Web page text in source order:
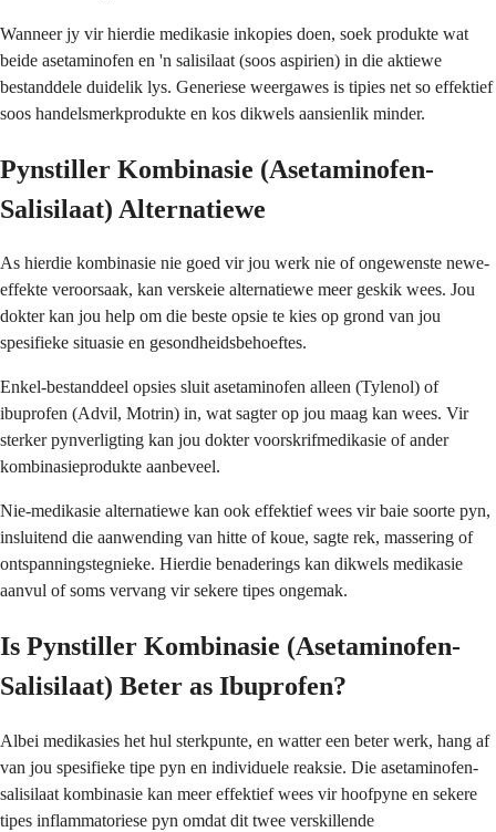
Wanneer jy vir hierdie medikasie inkopies doen, soek produkte wat
beide asetaminofen en 'n salisilaat (soos aspirien) in die aktiewe
bestanddele duidelik lys. Generiese weergawes is tipies net so effektief
soos handelsmerkprodukte en kos dikwels aansienlik minder.
Pynstiller Kombinasie (Asetaminofen-
Salisilaat) Alternatiewe
As hierdie kombinasie nie goed vir jou werk nie of ongewenste newe-
effekte veroorsaak, kan verskeie alternatiewe meer geskik wees. Jou
dokter kan jou help om die beste opsie te kies op grond van jou
spesifieke situasie en gesondheidsbehoeftes.
Enkel-bestanddeel opsies sluit asetaminofen alleen (Tylenol) of
ibuprofen (Advil, Motrin) in, wat sagter op jou maag kan wees. Vir
sterker pynverligting kan jou dokter voorskrifmedikasie of ander
kombinasieprodukte aanbeveel.
Nie-medikasie alternatiewe kan ook effektief wees vir baie soorte pyn,
insluitend die aanwending van hitte of koue, sagte rek, massering of
ontspanningstegnieke. Hierdie benaderings kan dikwels medikasie
aanvul of soms vervang vir sekere tipes ongemak.
Is Pynstiller Kombinasie (Asetaminofen-
Salisilaat) Beter as Ibuprofen?
Albei medikasies het hul sterkpunte, en watter een beter werk, hang af
van jou spesifieke tipe pyn en individuele reaksie. Die asetaminofen-
salisilaat kombinasie kan meer effektief wees vir hoofpyne en sekere
tipes inflammatoriese pyn omdat dit twee verskillende